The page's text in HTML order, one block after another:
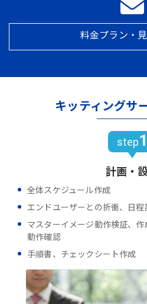
料金プラン・
キッティングサ
step1
計画・
全体スケジュール作成
エンドユーザーとの折衝、日
マスターイメージ動作検証、
動作確認
手順書、チェックシート作成